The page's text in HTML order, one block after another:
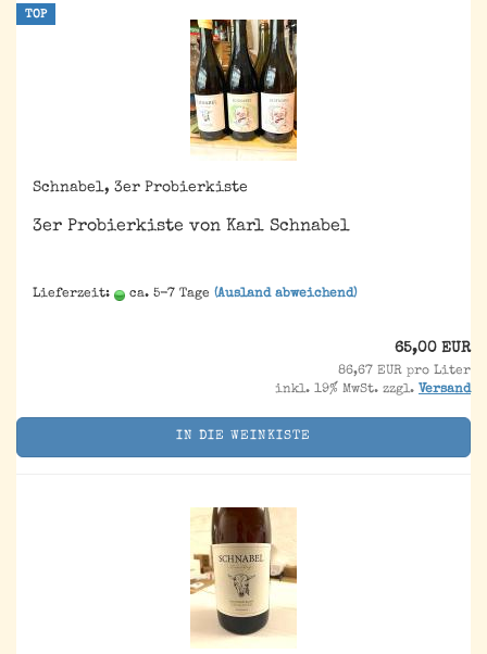
TOP
Schnabel, 3er Probierkiste
3er Probierkiste von Karl Schnabel
Lieferzeit: ca. 5-7 Tage (Ausland abweichend)
65,00 EUR
86,67 EUR pro Liter
inkl. 19% MwSt. zzgl. Versand
IN DIE WEINKISTE